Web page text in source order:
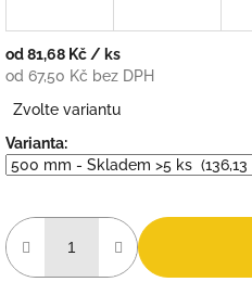
od81,68 Kč / ks
od 67,50 Kč bez DPH
cena:
Zvolte variantu
Varianta: